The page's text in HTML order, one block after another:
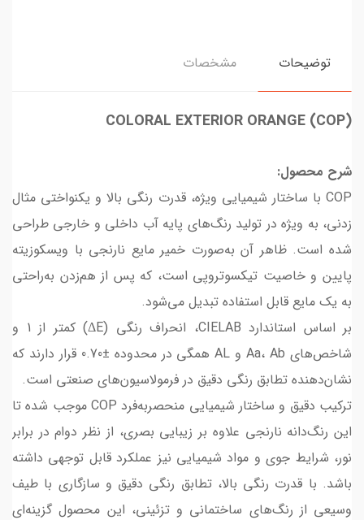
توضیحات مشخصات
COLORAL EXTERIOR ORANGE (COP)
شرح محصول:
COP با ساختار شیمیایی ویژه، قدرت رنگی بالا و یکنواختی مثال‌
زدنی، به‌ ویژه در تولید رنگ‌های پایه آب داخلی و خارجی طراحی
شده‌ است. ظاهر آن به‌صورت خمیر مایع نارنجی با ویسکوزیته
پایین و خاصیت تیکسوتروپی است، که پس از هم‌زدن به‌راحتی
به یک مایع قابل‌ استفاده تبدیل می‌شود.
بر اساس استاندارد CIELAB، انحراف رنگی (ΔE) کمتر از 1 و
شاخص‌های Aa، Ab و AL همگی در محدوده ±0.70 قرار دارند که
نشان‌دهنده تطابق رنگی دقیق در فرمولاسیون‌های صنعتی است.
ترکیب دقیق و ساختار شیمیایی منحصربه‌فرد COP موجب شده تا
این رنگ‌دانه نارنجی علاوه بر زیبایی بصری، از نظر دوام در برابر
نور، شرایط جوی و مواد شیمیایی نیز عملکرد قابل توجهی داشته
باشد. با قدرت رنگی بالا، تطابق رنگی دقیق و سازگاری با طیف
وسیعی از رنگ‌های ساختمانی و تزئینی، این محصول گزینه‌ای